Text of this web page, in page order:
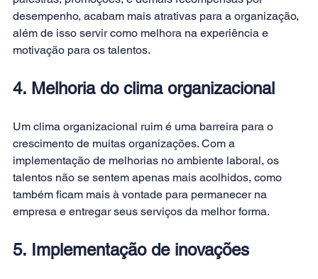
desempenho, acabam mais atrativas para a organização,
além de isso servir como melhora na experiência e
motivação para os talentos.
4. Melhoria do clima organizacional
Um clima organizacional ruim é uma barreira para o
crescimento de muitas organizações. Com a
implementação de melhorias no ambiente laboral, os
talentos não se sentem apenas mais acolhidos, como
também ficam mais à vontade para permanecer na
empresa e entregar seus serviços da melhor forma.
5. Implementação de inovações